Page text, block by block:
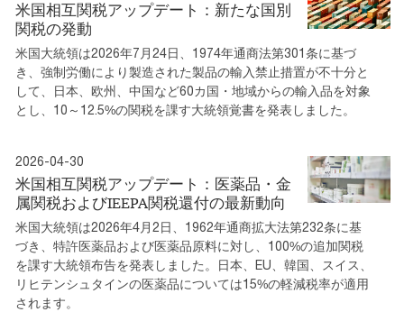
米国相互関税アップデート：新たな国別
関税の発動
米国大統領は2026年7月24日、1974年通商法第301条に基づ
き、強制労働により製造された製品の輸入禁止措置が不十分と
して、日本、欧州、中国など60カ国・地域からの輸入品を対象
とし、10～12.5%の関税を課す大統領覚書を発表しました。
2026-04-30
米国相互関税アップデート：医薬品・金
属関税およびIEEPA関税還付の最新動向
米国大統領は2026年4月2日、1962年通商拡大法第232条に基
づき、特許医薬品および医薬品原料に対し、100%の追加関税
を課す大統領布告を発表しました。日本、EU、韓国、スイス、
リヒテンシュタインの医薬品については15%の軽減税率が適用
されます。